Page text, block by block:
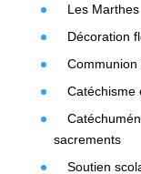
Les Marthes
Décoration
Communion
Catéchisme
sacrements
Soutien